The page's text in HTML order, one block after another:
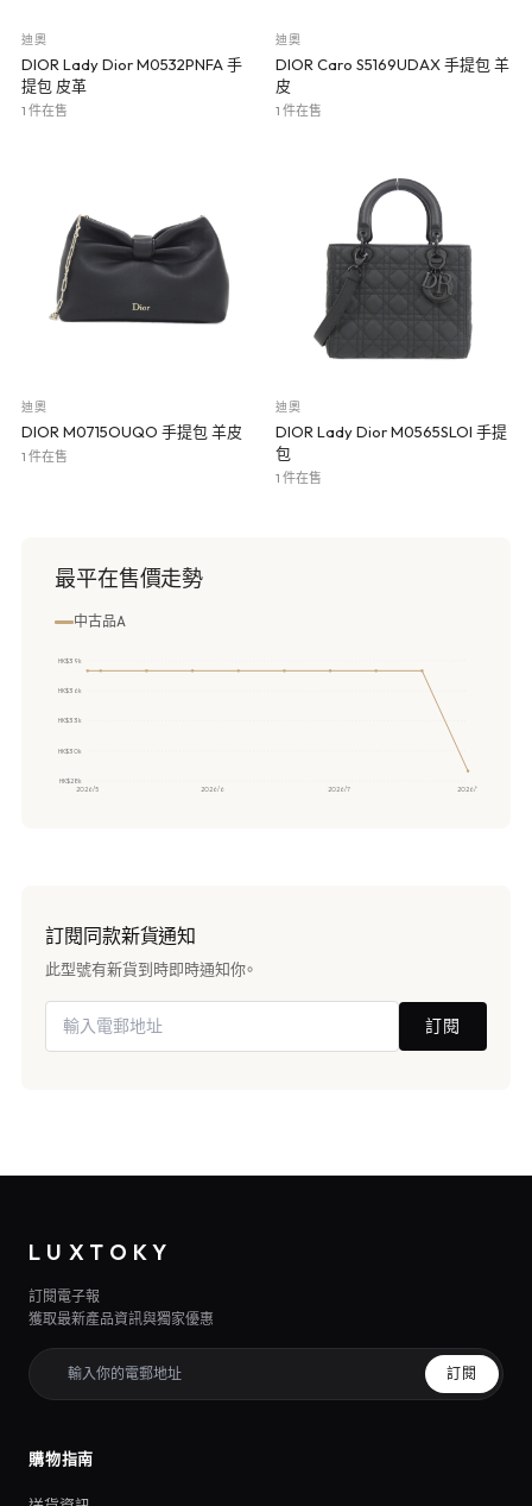
迪奧
DIOR Lady Dior M0532PNFA 手
提包 皮革
1 件在售
迪奧
DIOR Caro S5169UDAX 手提包 羊
皮
1 件在售
迪奧
DIOR M0715OUQO 手提包 羊皮
1 件在售
迪奧
DIOR Lady Dior M0565SLOI 手提
包
1 件在售
最平在售價走勢
中古品A
HK$28k
HK$30k
HK$33k
HK$36k
HK$39k
2026/5 2026/6 2026/7 2026/7
訂閱同款新貨通知
此型號有新貨到時即時通知你。
訂閱
LUXTOKY
訂閱電子報
獲取最新產品資訊與獨家優惠
訂閱
購物指南